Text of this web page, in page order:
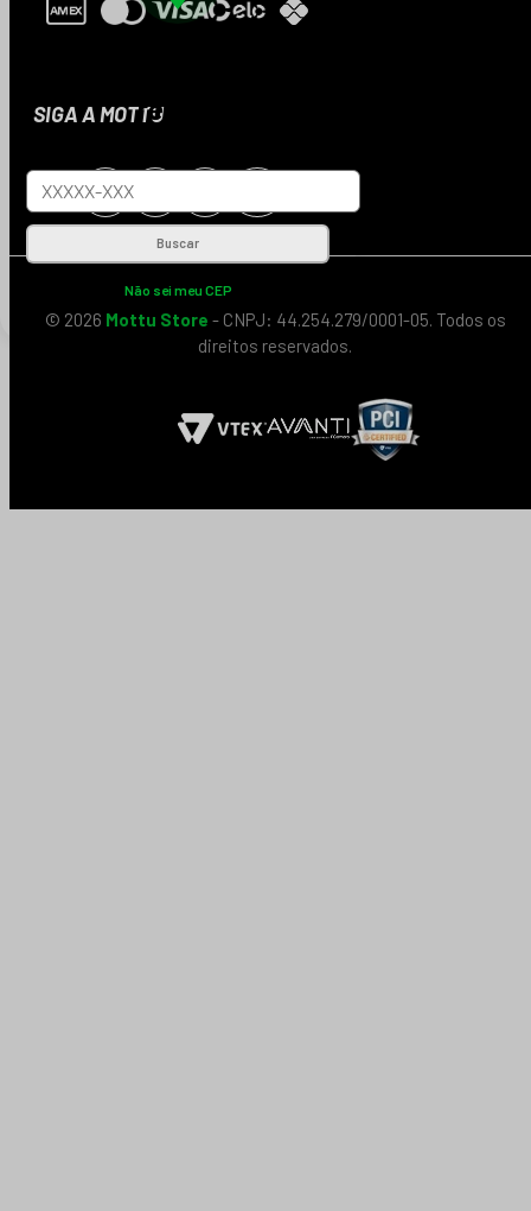
SIGA A MOTTU
© 2026 Mottu Store - CNPJ: 44.254.279/0001-05. Todos os
direitos reservados.
região
Buscar
Não sei meu CEP